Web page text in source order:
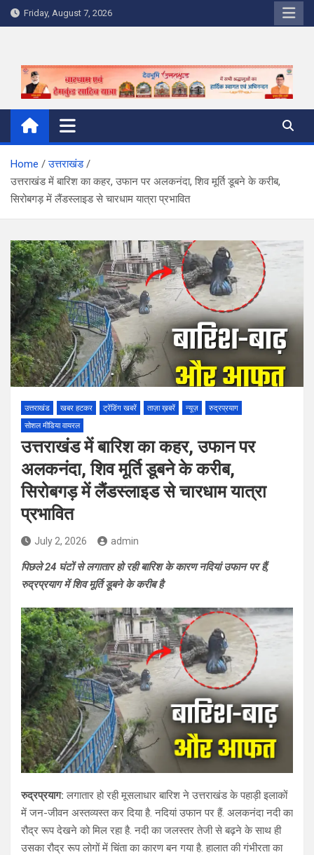
Skip
to
Friday, August 7, 2026
Home
उत्तराखंड
उत्तराखंड में बारिश का कहर, उफान पर अलकनंदा, शिव मूर्ति डूबने के करीब,
सिरोबगड़ में लैंडस्लाइड से चारधाम यात्रा प्रभावित
उत्तराखंड खबर हटकर ट्रेंडिंग खबरें ताज़ा ख़बरें न्यूज़
रुद्रप्रयाग
सोशल मीडिया वायरल
उत्तराखंड में बारिश का कहर, उफान पर
अलकनंदा, शिव मूर्ति डूबने के करीब,
सिरोबगड़ में लैंडस्लाइड से चारधाम यात्रा
प्रभावित
July 2, 2026 admin
पिछले 24 घंटों से लगातार हो रही बारिश के कारण नदियां उफान पर हैं,
रुद्रप्रयाग में शिव मूर्ति डूबने के करीब है
रुद्रप्रयाग:लगातार हो रही मूसलाधार बारिश ने उत्तराखंड के पहाड़ी इलाकों
में जन-जीवन अस्तव्यस्त कर दिया है. नदियां उफान पर हैं. अलकनंदा नदी का
रौद्र रूप देखने को मिल रहा है. नदी का जलस्तर तेजी से बढ़ने के साथ ही
उसका रौद्र रूप लोगों में चिंता का कारण बन गया है. हालात की गंभीरता का